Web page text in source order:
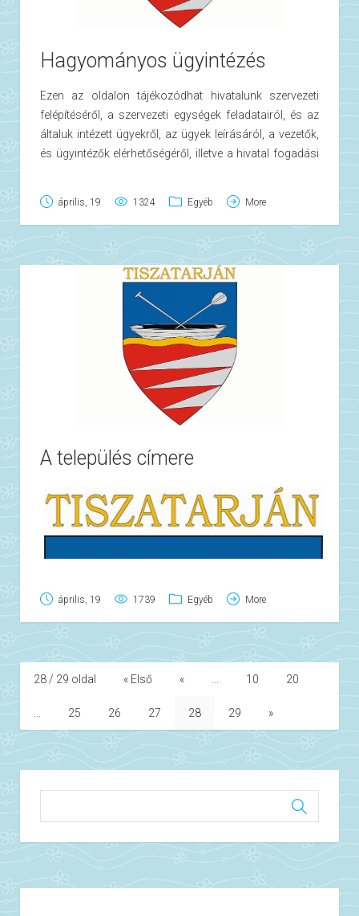
Hivatalos név: Észak-magyarországi Regionális
Székhely: 3525 Miskolc, Városház tér 1.
Telefonszám: (+36) 46/512-900
Telefaxszám: (+36) 46/512-90
Email:
Honlap:
Hagyományos ügyintézés
Ezen az oldalon tájékozódhat hivatalunk szervezeti
felépítéséről, a szervezeti egységek feladatairól, és az
általuk intézett ügyekről, az ügyek leírásáról, a vezetők,
és ügyintézők elérhetőségéről, illetve a hivatal fogadási
információszabadságról szóló 2005. évi XC törvény
által előírt adatokat is.
munkaügy
szociális
gyámügy
anyakönyv, lakcímnyilvántartás
adó
körjegyzőség, pénzügy
április, 19 1324 Egyéb More
A település címere
április, 19 1739 Egyéb More
28 / 29 oldal « Első « ... 10 20
... 25 26 27 28 29 »